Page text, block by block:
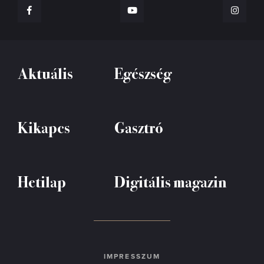
Aktuális Egészség
Kikapcs Gasztró
Hetilap Digitális magazin
IMPRESSZUM